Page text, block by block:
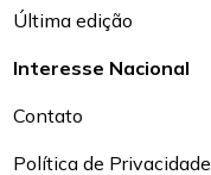
Última edição
Interesse Nacional
Contato
Política de Privacidade